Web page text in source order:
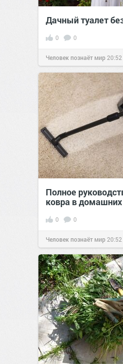
Дачный туалет
0 0
Человек познаёт мир 20:52
Полное
ковра в домашних
0 0
Человек познаёт мир 20:52